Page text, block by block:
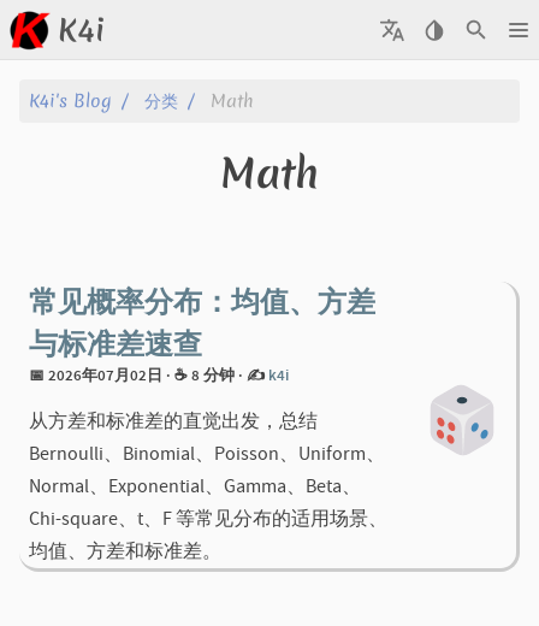
K4i
文章
分类
K4i's Blog 分类 Math
Math
常见概率分布：均值、方差
与标准差速查
📅 2026年07月02日 · ☕ 8 分钟 · ✍️ k4i
从方差和标准差的直觉出发，总结
Bernoulli、Binomial、Poisson、Uniform、
Normal、Exponential、Gamma、Beta、
Chi-square、t、F 等常见分布的适用场景、
均值、方差和标准差。